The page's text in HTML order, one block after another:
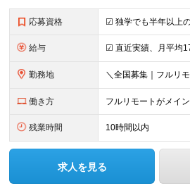
応募資格
給与
勤務地
働き方 フルリモートがメイン
残業時間 10時間以内
求人を見る